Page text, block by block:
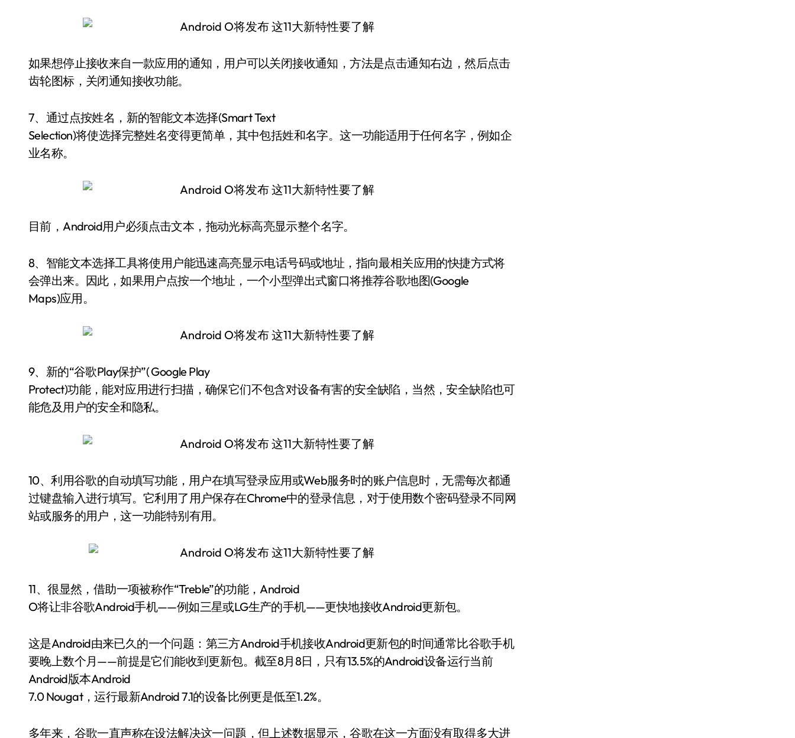
如果想停止接收来自一款应用的通知，用户可以关闭接收通知，方法是点击通知右边，然后点击
齿轮图标，关闭通知接收功能。
7、通过点按姓名，新的智能文本选择(Smart Text
Selection)将使选择完整姓名变得更简单，其中包括姓和名字。这一功能适用于任何名字，例如企
业名称。
目前，Android用户必须点击文本，拖动光标高亮显示整个名字。
8、智能文本选择工具将使用户能迅速高亮显示电话号码或地址，指向最相关应用的快捷方式将
会弹出来。因此，如果用户点按一个地址，一个小型弹出式窗口将推荐谷歌地图(Google
Maps)应用。
9、新的“谷歌Play保护”( Google Play
Protect)功能，能对应用进行扫描，确保它们不包含对设备有害的安全缺陷，当然，安全缺陷也可
能危及用户的安全和隐私。
10、利用谷歌的自动填写功能，用户在填写登录应用或Web服务时的账户信息时，无需每次都通
过键盘输入进行填写。它利用了用户保存在Chrome中的登录信息，对于使用数个密码登录不同网
站或服务的用户，这一功能特别有用。
11、很显然，借助一项被称作“Treble”的功能，Android
O将让非谷歌Android手机——例如三星或LG生产的手机——更快地接收Android更新包。
这是Android由来已久的一个问题：第三方Android手机接收Android更新包的时间通常比谷歌手机
要晚上数个月——前提是它们能收到更新包。截至8月8日，只有13.5%的Android设备运行当前
Android版本Android
7.0 Nougat，运行最新Android 7.1的设备比例更是低至1.2%。
多年来，谷歌一直声称在设法解决这一问题，但上述数据显示，谷歌在这一方面没有取得多大进